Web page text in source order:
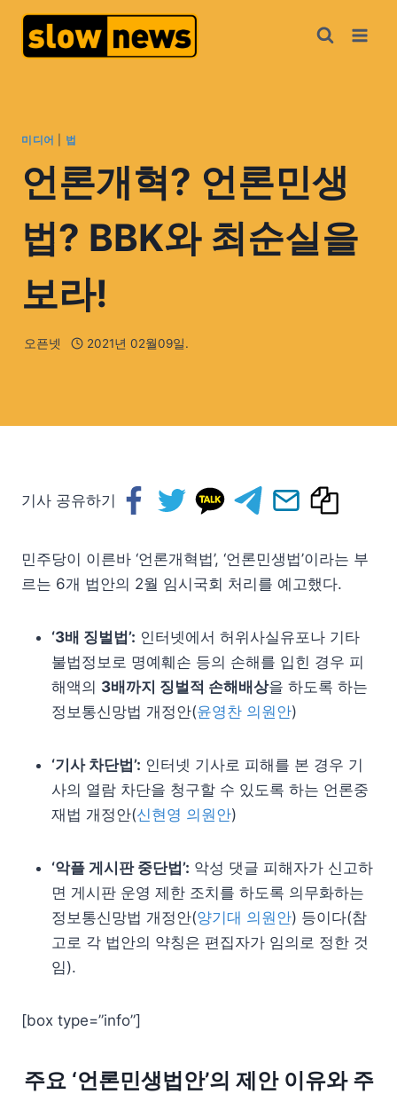
미디어 법
언론개혁? 언론민생
법? BBK와 최순실을
보라!
오픈넷 2021년 02월09일.
기사 공유하기
민주당이 이른바 ‘언론개혁법’, ‘언론민생법’이라는 부
르는 6개 법안의 2월 임시국회 처리를 예고했다.
‘3배 징벌법’: 인터넷에서 허위사실유포나 기타
불법정보로 명예훼손 등의 손해를 입힌 경우 피
해액의 3배까지 징벌적 손해배상을 하도록 하는
정보통신망법 개정안(윤영찬 의원안)
‘기사 차단법’: 인터넷 기사로 피해를 본 경우 기
사의 열람 차단을 청구할 수 있도록 하는 언론중
재법 개정안(신현영 의원안)
‘악플 게시판 중단법’: 악성 댓글 피해자가 신고하
면 게시판 운영 제한 조치를 하도록 의무화하는
정보통신망법 개정안(양기대 의원안) 등이다(참
고로 각 법안의 약칭은 편집자가 임의로 정한 것
임).
[box type=”info”]
주요 ‘언론민생법안’의 제안 이유와 주